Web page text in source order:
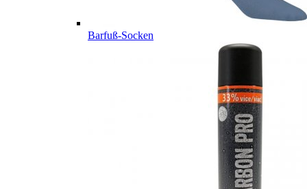
Barfuß-Socken